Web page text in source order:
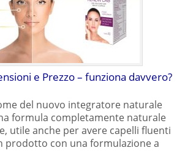
e Prezzo – funziona davvero?
del nuovo integratore naturale
formula completamente naturale
utile anche per avere capelli fluenti
prodotto con una formulazione a